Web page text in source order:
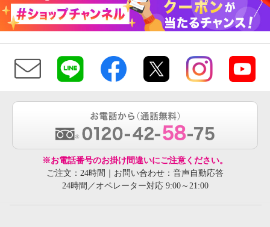
※お電話番号のお掛け間違いにご注意ください。
ご注文：24時間｜お問い合わせ：音声自動応答
24時間／オペレーター対応 9:00～21:00